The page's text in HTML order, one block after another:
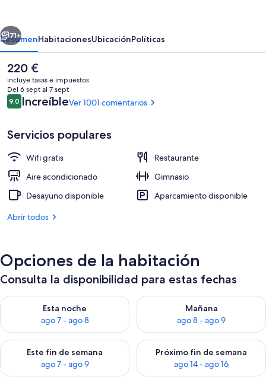
by
IHG
Bar (en el alojamiento)
Siguiente
71+
ResumenHabitacionesUbicaciónPolíticas
El
precio
actual
es
de
220 €
incluye tasas e impuestos
Del 6 sept al 7 sept
Comentarios
9,09,0 de 10
IncreíbleVer 1001 comentarios
Servicios populares
Wifi gratis
Restaurante
Aire acondicionado
Gimnasio
Desayuno disponible
Aparcamiento disponible
Abrir todos
Opciones de la habitación
Consulta la disponibilidad para estas fechas
Esta noche
ago 7 - ago 8
Consulta la disponibilidad para esta noche, ago 7 - ago 8
Mañana
ago 8 - ago 9
Consulta la disponibilidad
Este fin de semana
ago 7 - ago 9
Consulta la disponibilidad para este fin de semana, ago 7 -
Próximo fin de semana
ago 14 - ago 16
Consulta la disponibilidad